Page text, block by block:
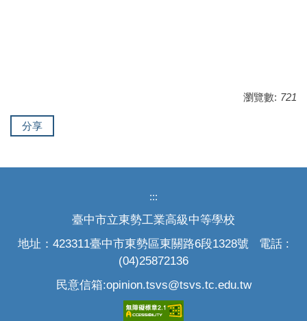
瀏覽數: 721
分享
:::
臺中市立東勢工業高級中等學校
地址：423311臺中市東勢區東關路6段1328號 電話 :
(04)25872136
民意信箱:opinion.tsvs@tsvs.tc.edu.tw